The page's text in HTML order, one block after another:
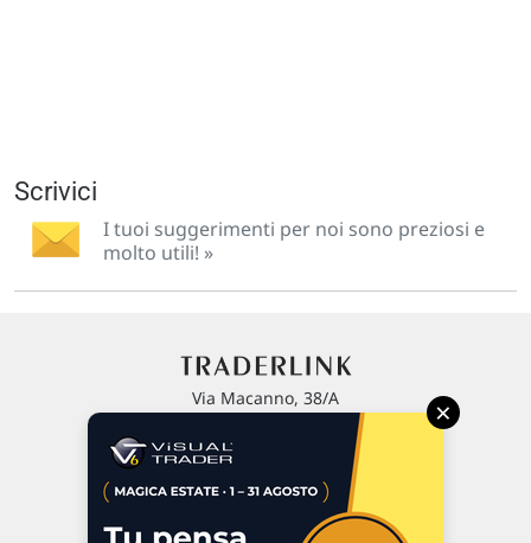
Scrivici
I tuoi suggerimenti per noi sono preziosi e
molto utili! »
Via Macanno, 38/A
P.IVA 02 452 460 401
×